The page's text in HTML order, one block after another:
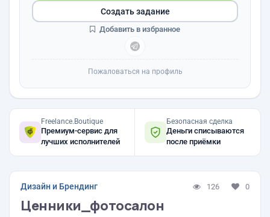
Создать задание
Добавить в избранное
Пожаловаться на профиль
Freelance.Boutique
Премиум-сервис для
лучших исполнителей
Безопасная сделка
Деньги списываются
после приёмки
Дизайн и Брендинг 126 0
Ценники_фотосалон